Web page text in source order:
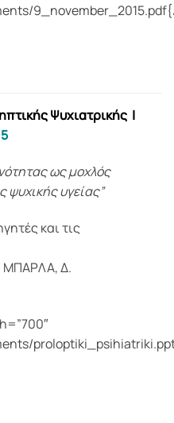
Ψυχιατρικής |
ως μοχλός
υγείας”
και τις
ΜΠΑΡΛΑ, Δ.